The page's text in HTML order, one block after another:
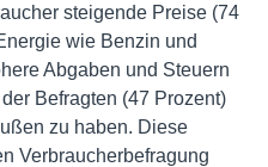
steigende Preise (74
wie Benzin und
Abgaben und Steuern
Befragten (47 Prozent)
zu haben. Diese
Verbraucherbefragung